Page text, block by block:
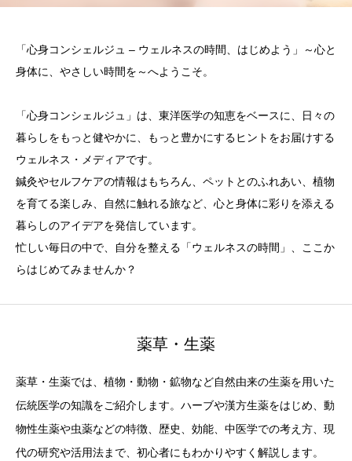
「心身コンシェルジュ – ウェルネスの時間、はじめよう」～心と
身体に、やさしい時間を～へようこそ。
「心身コンシェルジュ」は、東洋医学の知恵をベースに、日々の
暮らしをもっと健やかに、もっと豊かにするヒントをお届けする
ウェルネス・メディアです。
鍼灸やセルフケアの情報はもちろん、ペットとのふれあい、植物
を育てる楽しみ、自然に触れる旅など、心と身体に彩りを添える
暮らしのアイデアを発信しています。
忙しい毎日の中で、自分を整える「ウェルネスの時間」、ここか
らはじめてみませんか？
薬草・生薬
薬草・生薬では、植物・動物・鉱物など自然由来の生薬を用いた
伝統医学の知識をご紹介します。ハーブや漢方生薬をはじめ、動
物性生薬や虫薬などの特徴、歴史、効能、中医学での考え方、現
代の研究や活用法まで、初心者にもわかりやすく解説します。